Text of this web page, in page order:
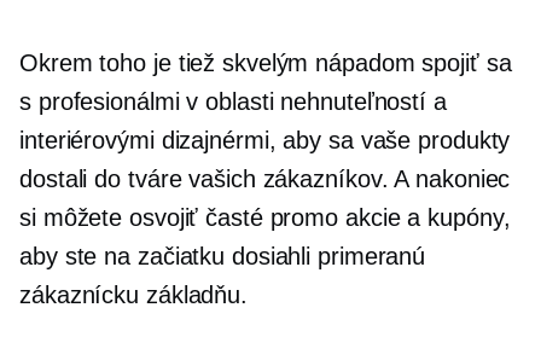
Okrem toho je tiež skvelým nápadom spojiť sa
s profesionálmi v oblasti nehnuteľností a
interiérovými dizajnérmi, aby sa vaše produkty
dostali do tváre vašich zákazníkov. A nakoniec
si môžete osvojiť časté promo akcie a kupóny,
aby ste na začiatku dosiahli primeranú
zákaznícku základňu.